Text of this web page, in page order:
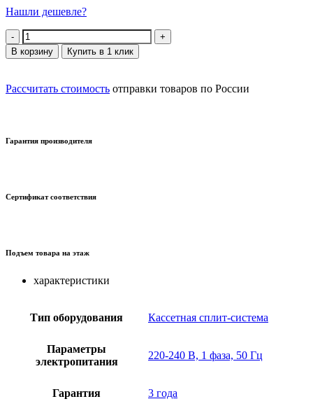
Нашли дешевле?
Количество
В корзину Купить в 1 клик
Рассчитать стоимость отправки товаров по России
Гарантия производителя
Сертификат соответствия
Подъем товара на этаж
характеристики
Тип оборудования Кассетная сплит-система
Параметры
электропитания
220-240 В, 1 фаза, 50 Гц
Гарантия 3 года